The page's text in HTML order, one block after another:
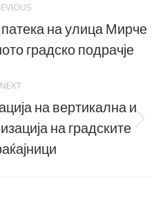
Previous
post:
на улица Мирче
градско подрачје
NEXT
Next
post:
на вертикална и
на градските